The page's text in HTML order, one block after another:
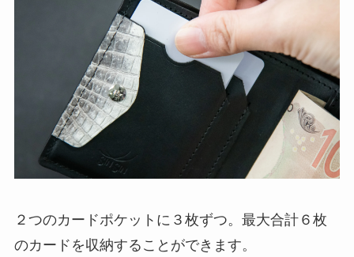
２つのカードポケットに３枚ずつ。最大合計６枚
のカードを収納することができます。